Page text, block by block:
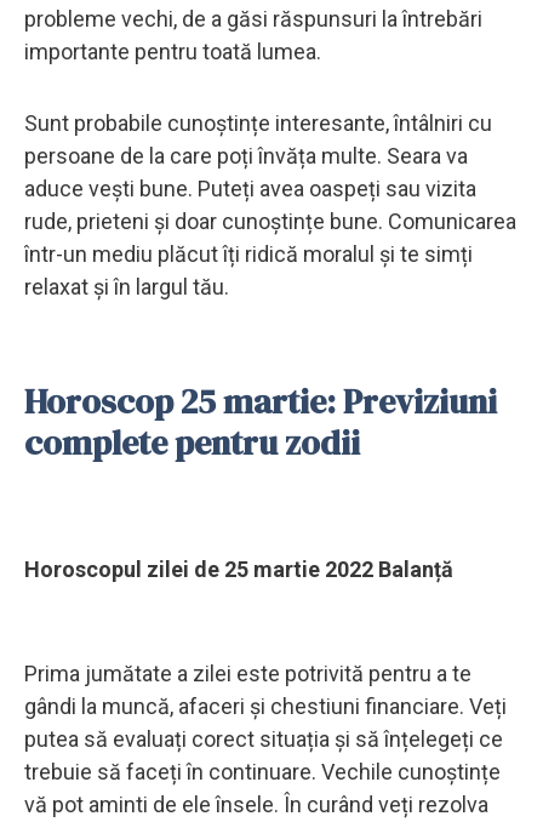
probleme vechi, de a găsi răspunsuri la întrebări
importante pentru toată lumea.
Sunt probabile cunoștințe interesante, întâlniri cu
persoane de la care poți învăța multe. Seara va
aduce vești bune. Puteți avea oaspeți sau vizita
rude, prieteni și doar cunoștințe bune. Comunicarea
într-un mediu plăcut îți ridică moralul și te simți
relaxat și în largul tău.
Horoscop 25 martie: Previziuni
complete pentru zodii
Horoscopul zilei de 25 martie 2022 Balanță
Prima jumătate a zilei este potrivită pentru a te
gândi la muncă, afaceri și chestiuni financiare. Veți
putea să evaluați corect situația și să înțelegeți ce
trebuie să faceți în continuare. Vechile cunoștințe
vă pot aminti de ele însele. În curând veți rezolva